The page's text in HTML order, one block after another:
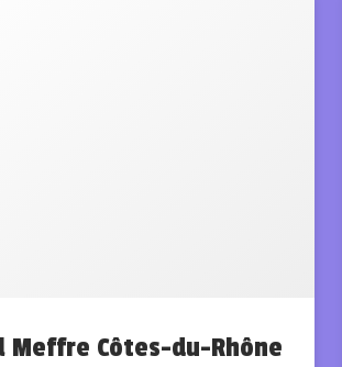
Meffre Côtes-du-Rhône